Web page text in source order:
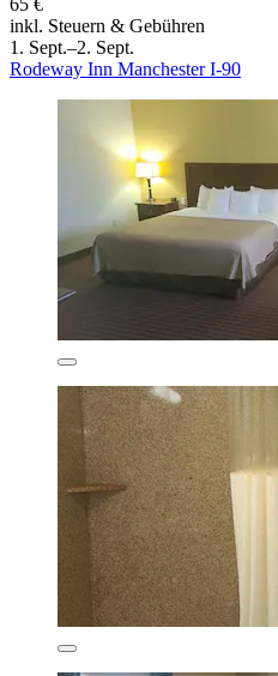
65 €
inkl. Steuern & Gebühren
1. Sept.–2. Sept.
Rodeway Inn Manchester I-90